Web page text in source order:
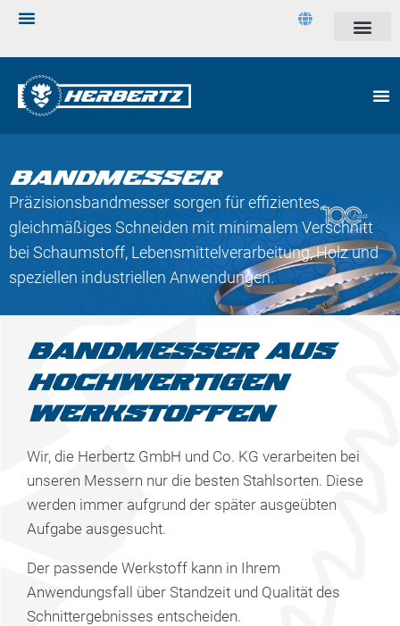
BANDMESSER
Präzisionsbandmesser sorgen für effizientes,
gleichmäßiges Schneiden mit minimalem Verschnitt
bei Schaumstoff, Lebensmittelverarbeitung, Holz und
speziellen industriellen Anwendungen.
BANDMESSER AUS
HOCHWERTIGEN
WERKSTOFFEN
Wir, die Herbertz GmbH und Co. KG verarbeiten bei
unseren Messern nur die besten Stahlsorten. Diese
werden immer aufgrund der später ausgeübten
Aufgabe ausgesucht.
Der passende Werkstoff kann in Ihrem
Anwendungsfall über Standzeit und Qualität des
Schnittergebnisses entscheiden.